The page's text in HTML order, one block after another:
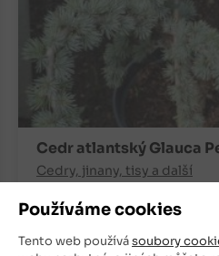
Používáme cookies
Tento web používásoubory
Cedr atlantský Glauca
Cedry, jinany, tisy a další
Skladem